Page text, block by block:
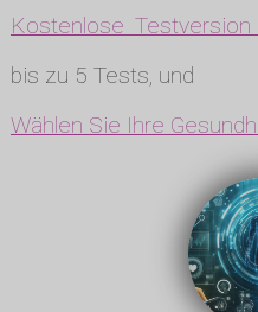
Kostenlose
bis zu 5 Tests, und
Wählen Sie Ihre